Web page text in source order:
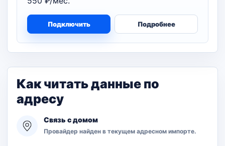
Подключить Подробнее
Как читать данные по
адресу
Связь с домом
Провайдер найден в текущем адресном импорте.